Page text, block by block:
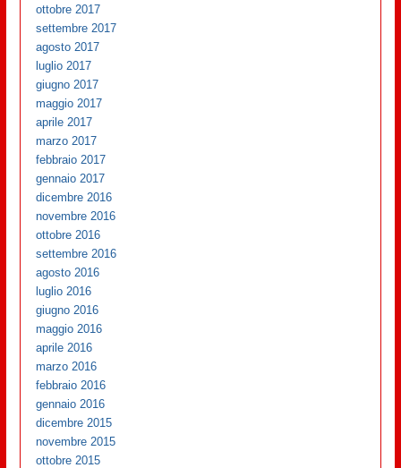
ottobre 2017
settembre 2017
agosto 2017
luglio 2017
giugno 2017
maggio 2017
aprile 2017
marzo 2017
febbraio 2017
gennaio 2017
dicembre 2016
novembre 2016
ottobre 2016
settembre 2016
agosto 2016
luglio 2016
giugno 2016
maggio 2016
aprile 2016
marzo 2016
febbraio 2016
gennaio 2016
dicembre 2015
novembre 2015
ottobre 2015